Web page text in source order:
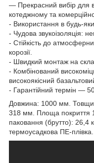
— Прекрасний вибір для
котеджному та
- Використання в будь-
- Чудова звукоізоляція:
- Стійкість до
корозії.
- Швидкий монтаж на
- Комбінований
високоякісний
- Гарантійний термін — 50
Довжина: 1000 мм.
318 мм. Площа покриття
паковання (брутто): 26,4
термоусадкова ПЕ-